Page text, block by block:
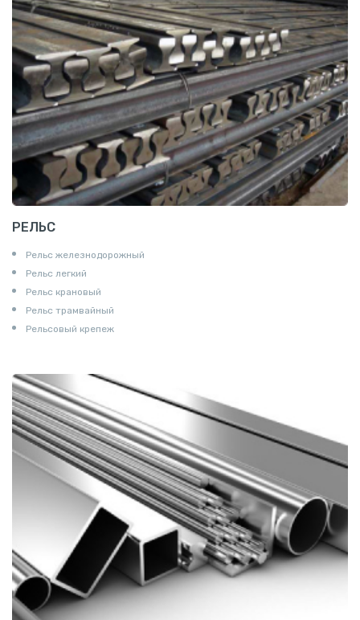
РЕЛЬС
Рельс железнодорожный
Рельс легкий
Рельс крановый
Рельс трамвайный
Рельсовый крепеж